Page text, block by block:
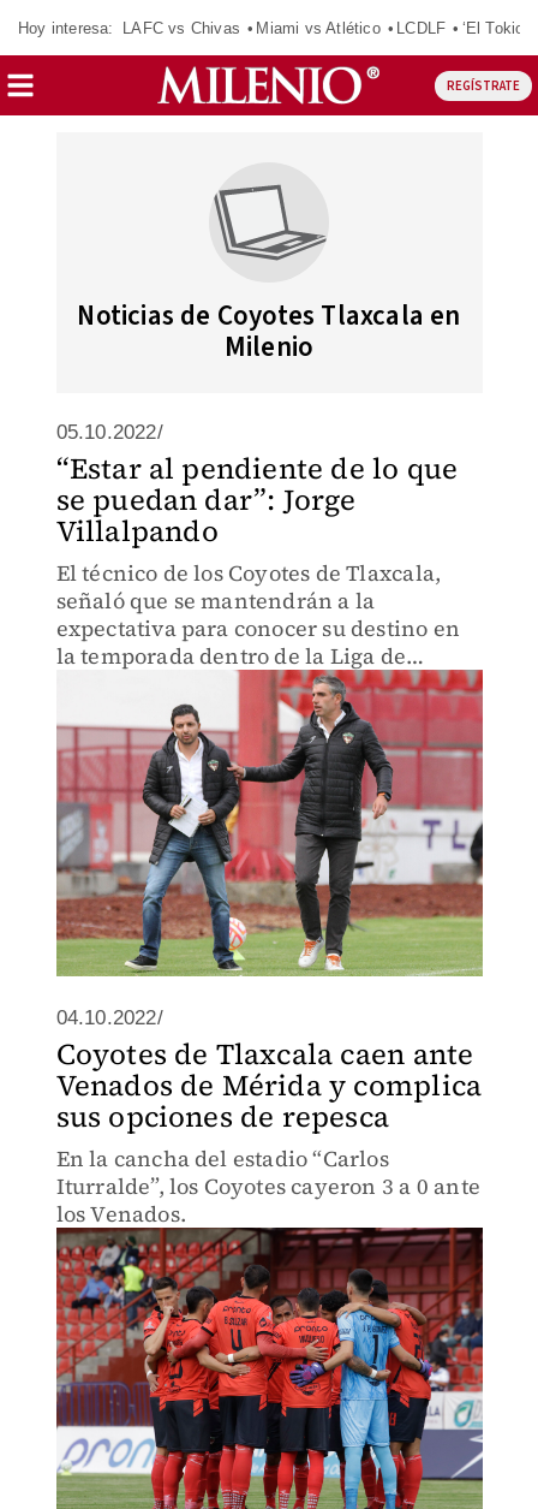
Hoy interesa: LAFC vs Chivas Miami vs Atlético LCDLF ‘El Tokio’
REGÍSTRATE
Noticias de Coyotes Tlaxcala en
Milenio
05.10.2022/
“Estar al pendiente de lo que
se puedan dar”: Jorge
Villalpando
El técnico de los Coyotes de Tlaxcala,
señaló que se mantendrán a la
expectativa para conocer su destino en
la temporada dentro de la Liga de
04.10.2022/
Coyotes de Tlaxcala caen ante
Venados de Mérida y complica
sus opciones de repesca
En la cancha del estadio “Carlos
Iturralde”, los Coyotes cayeron 3 a 0 ante
los Venados.